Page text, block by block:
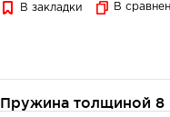
В закладки В
Пружина толщиной 8